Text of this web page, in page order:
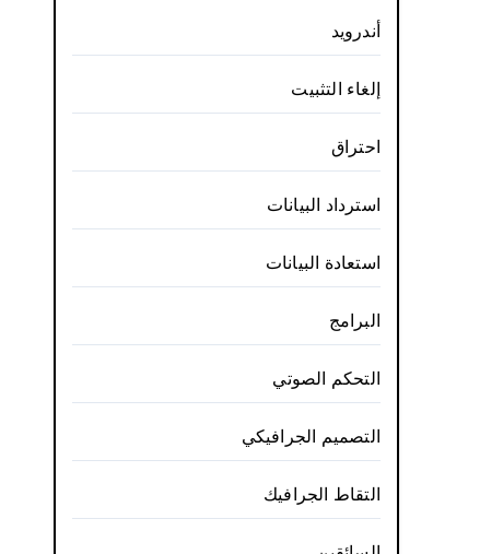
أندرويد
إلغاء التثبيت
احتراق
استرداد البيانات
استعادة البيانات
البرامج
التحكم الصوتي
التصميم الجرافيكي
التقاط الجرافيك